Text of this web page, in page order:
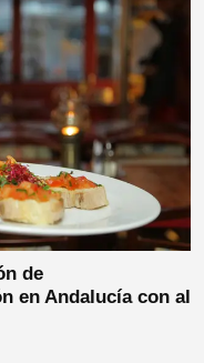
de
en Andalucía con al